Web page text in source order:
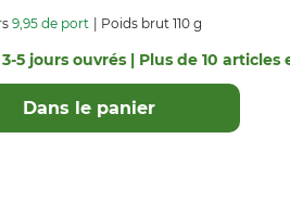
9,95 de port Poids brut 110 g
5 jours ouvrés | Plus de 10 articles
Dans le panier